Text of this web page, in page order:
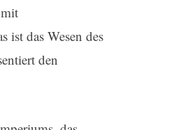
ist das Wesen des
den